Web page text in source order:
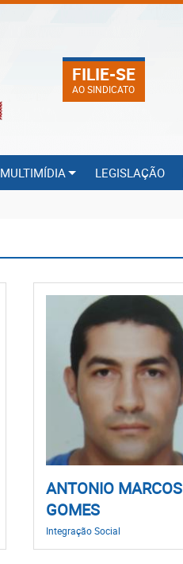
FILIE-SE
AO SINDICATO
MULTIMÍDIA LEGISLAÇÃO
ANTONIO MARCOS
GOMES
Integração Social